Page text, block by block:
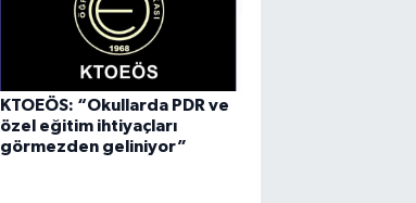
KTOEÖS: “Okullarda PDR ve
özel eğitim ihtiyaçları
görmezden geliniyor”